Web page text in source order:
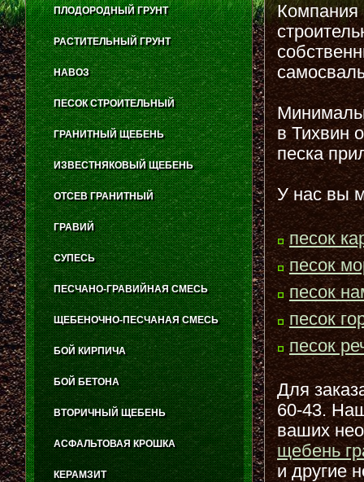
Компания
в Тихвин
песка
У нас вы
песок
песок
песок
песок
песок
Для
60-43.
ваших
щебень
и другие
ПЛОДОРОДНЫЙ ГРУНТ
РАСТИТЕЛЬНЫЙ ГРУНТ
НАВОЗ
ПЕСОК СТРОИТЕЛЬНЫЙ
ГРАНИТНЫЙ ЩЕБЕНЬ
ИЗВЕСТНЯКОВЫЙ ЩЕБЕНЬ
ОТСЕВ ГРАНИТНЫЙ
ГРАВИЙ
СУПЕСЬ
ПЕСЧАНО-ГРАВИЙНАЯ СМЕСЬ
ЩЕБЕНОЧНО-ПЕСЧАНАЯ СМЕСЬ
БОЙ КИРПИЧА
БОЙ БЕТОНА
ВТОРИЧНЫЙ ЩЕБЕНЬ
АСФАЛЬТОВАЯ КРОШКА
КЕРАМЗИТ